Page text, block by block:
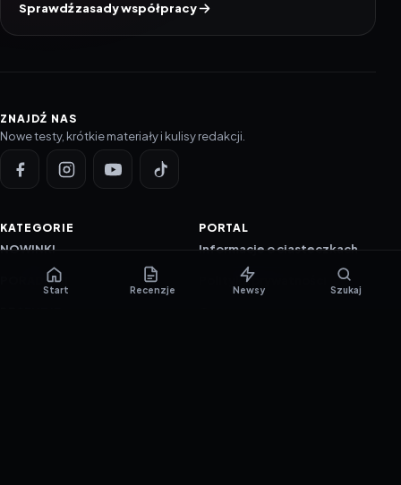
Sprawdź zasady współpracy
ZNAJDŹ NAS
Nowe testy, krótkie materiały i kulisy redakcji.
KATEGORIE
NOWINKI
PORADNIKI
PORTAL
Informacje o ciasteczkach
Polityka prywatności
Start Recenzje Newsy Szukaj